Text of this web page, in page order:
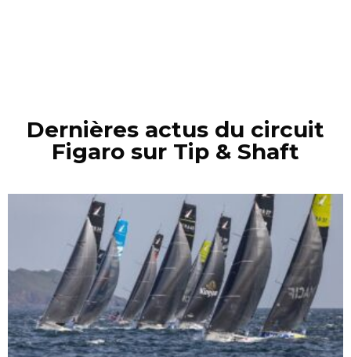
Dernières actus du circuit
Figaro sur Tip & Shaft